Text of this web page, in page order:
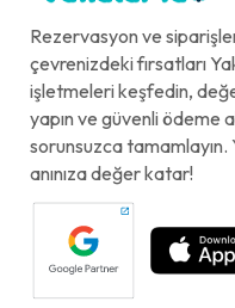
Rezervasyon ve
çevrenizdeki fırsatları
işletmeleri keşfedin,
yapın ve güvenli ödeme
sorunsuzca
anınıza değer katar!